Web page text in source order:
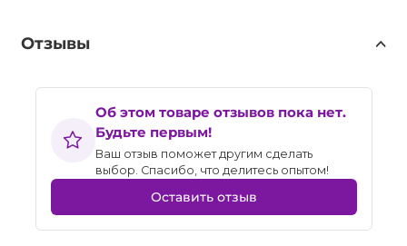
Отзывы
Об этом товаре отзывов пока нет.
Будьте первым!
Ваш отзыв поможет другим сделать
выбор. Спасибо, что делитесь опытом!
Оставить отзыв